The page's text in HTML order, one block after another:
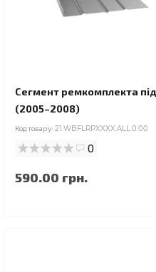
Сегмент ремкомплекта
(2005–2008)
Код товару: 21.WBFLRPXXXX.ALL.0.00
0
590.00 грн.